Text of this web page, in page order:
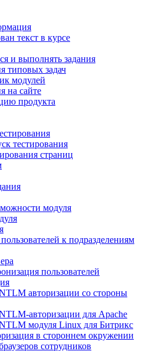
текст в курсе
и выполнять задания
типовых задач
модулей
на сайте
продукта
тестирования
страниц
модуля
к подразделениям
пользователей
авторизации со стороны
авторизации для Apache
модуля Linux для Битрикс
в стороннем окружении
сотрудников